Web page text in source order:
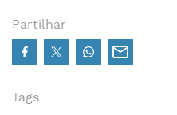
Partilhar
Tags